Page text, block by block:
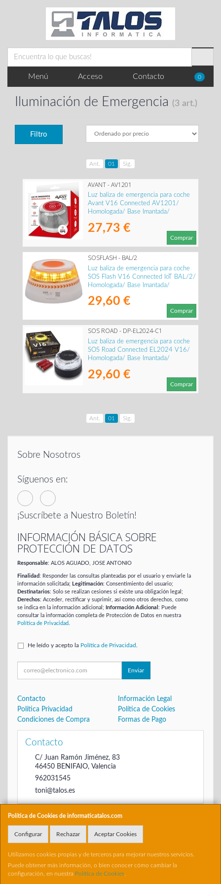
Menú Acceso Contacto 0
Iluminación de Emergencia (3 art.)
Filtro
Ant. 01 Sig.
AVANT - AV1201
Luz baliza de emergencia para coche
Avant V16 Connected AV1201/
Homologada/ Base Imantada/
27,73 €
Comprar
SOSFLASH - BAL/2
Luz baliza de emergencia para coche
SOS Flash V16 Connected IoT BAL/2/
Homologada/ Base Imantada/
29,60 €
Comprar
SOS ROAD - DP-EL2024-C1
Luz baliza de emergencia para coche
SOS Road Connected EL2024 V16/
Homologada/ Base Imantada/
29,60 €
Comprar
Ant. 01 Sig.
Política de Cookies de informaticatalos.com
Configurar Rechazar Aceptar Cookies
Utilizamos cookies propias y de terceros para mejorar nuestros servicios.
Puede obtener más información, o bien conocer cómo cambiar la
configuración, en nuestra Política de Cookies
Sobre Nosotros
Síguenos en:
¡Suscríbete a Nuestro Boletín!
INFORMACIÓN BÁSICA SOBRE
PROTECCIÓN DE DATOS
Responsable: ALOS AGUADO, JOSE ANTONIO
Finalidad: Responder las consultas planteadas por el usuario y enviarle la
información solicitada; Legitimación: Consentimiento del usuario;
Destinatarios: Solo se realizan cesiones si existe una obligación legal;
Derechos: Acceder, rectificar y suprimir, así como otros derechos, como
se indica en la información adicional;
Información Adicional : Puede
consultar la información completa de Protección de Datos en nuestra
Política de Privacidad.
He leído y acepto la Política de Privacidad
Enviar
Contacto
Información Legal
Política Privacidad
Política de Cookies
Condiciones de Compra
Formas de Pago
Contacto
C/ Juan Ramón Jiménez, 83
46450 BENIFAIO, Valencia
962031545
toni@talos.es
Horario
De 16:00 hasta las 20:30
, , , , España. - C.I.F.: 22698504B - Tfno: